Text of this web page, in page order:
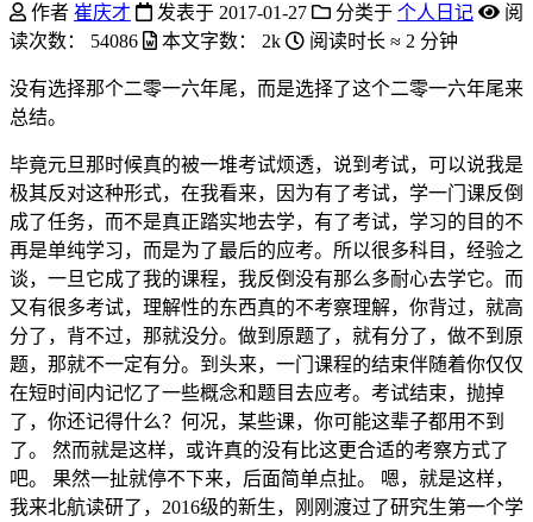
作者 崔庆才 发表于 2017-01-27 分类于 个人日记
阅
读次数：
54086 本文字数： 2k 阅读时长 ≈ 2 分钟
没有选择那个二零一六年尾，而是选择了这个二零一六年尾来
总结。
毕竟元旦那时候真的被一堆考试烦透，说到考试，可以说我是
极其反对这种形式，在我看来，因为有了考试，学一门课反倒
成了任务，而不是真正踏实地去学，有了考试，学习的目的不
再是单纯学习，而是为了最后的应考。所以很多科目，经验之
谈，一旦它成了我的课程，我反倒没有那么多耐心去学它。而
又有很多考试，理解性的东西真的不考察理解，你背过，就高
分了，背不过，那就没分。做到原题了，就有分了，做不到原
题，那就不一定有分。到头来，一门课程的结束伴随着你仅仅
在短时间内记忆了一些概念和题目去应考。考试结束，抛掉
了，你还记得什么？何况，某些课，你可能这辈子都用不到
了。 然而就是这样，或许真的没有比这更合适的考察方式了
吧。 果然一扯就停不下来，后面简单点扯。 嗯，就是这样，
我来北航读研了，2016级的新生，刚刚渡过了研究生第一个学